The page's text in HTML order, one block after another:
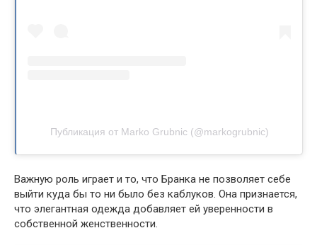
Публикация от Marko Grubnic (@markogrubnic)
Важную роль играет и то, что Бранка не позволяет себе
выйти куда бы то ни было без каблуков. Она признается,
что элегантная одежда добавляет ей уверенности в
собственной женственности.